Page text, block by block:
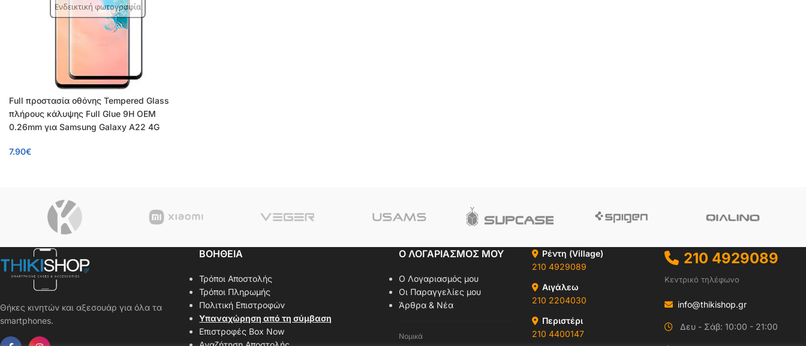
Ενδεικτική φωτογραφία
Full προστασία οθόνης Tempered Glass
πλήρους κάλυψης Full Glue 9H OEM
0.26mm για Samsung Galaxy A22 4G
7.90€
Θήκες κινητών και αξεσουάρ για όλα τα
smartphones.
ΒΟΗΘΕΙΑ
Τρόποι Αποστολής
Τρόποι Πληρωμής
Πολιτική Επιστροφών
Υπαναχώρηση από τη σύμβαση
Επιστροφές Box Now
Ο ΛΟΓΑΡΙΑΣΜΟΣ ΜΟΥ
Ο Λογαριασμός μου
Οι Παραγγελίες μου
Άρθρα & Νέα
Νομικά
Ρέντη (Village)
210 4929089
Αιγάλεω
210 2204030
Περιστέρι
210 4400147
210 4929089
Κεντρικό τηλέφωνο
info@thikishop.gr
Δευ - Σάβ: 10:00 - 21:00